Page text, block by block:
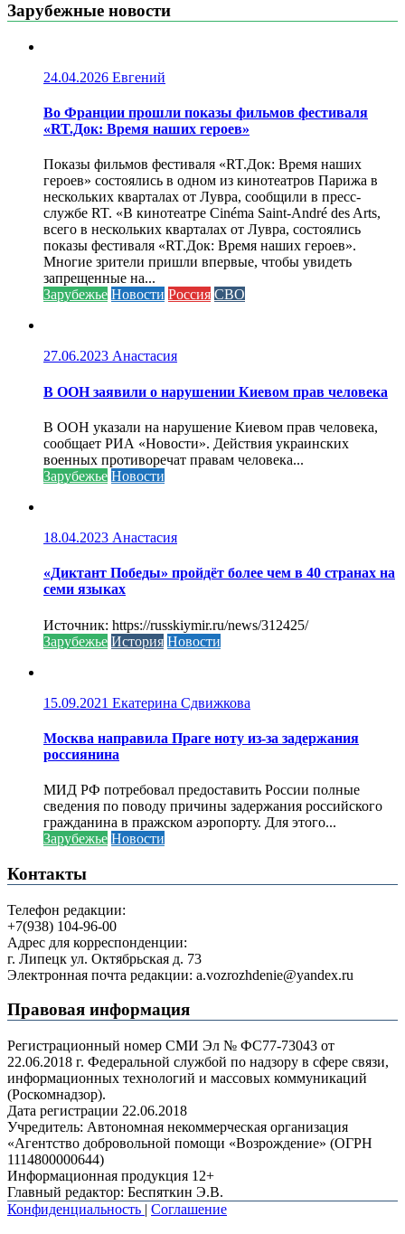
Зарубежные новости
24.04.2026 Евгений
Во Франции прошли показы фильмов фестиваля
«RT.Док: Время наших героев»
Показы фильмов фестиваля «RT.Док: Время наших
героев» состоялись в одном из кинотеатров Парижа в
нескольких кварталах от Лувра, сообщили в пресс-
службе RT. «В кинотеатре Cinéma Saint-André des Arts,
всего в нескольких кварталах от Лувра, состоялись
показы фестиваля «RT.Док: Время наших героев».
Многие зрители пришли впервые, чтобы увидеть
запрещенные на...
Зарубежье Новости Россия СВО
27.06.2023 Анастасия
В ООН заявили о нарушении Киевом прав человека
В ООН указали на нарушение Киевом прав человека,
сообщает РИА «Новости». Действия украинских
военных противоречат правам человека...
Зарубежье Новости
18.04.2023 Анастасия
«Диктант Победы» пройдёт более чем в 40 странах на
семи языках
Источник: https://russkiymir.ru/news/312425/
Зарубежье История Новости
15.09.2021 Екатерина Сдвижкова
Москва направила Праге ноту из-за задержания
россиянина
МИД РФ потребовал предоставить России полные
сведения по поводу причины задержания российского
гражданина в пражском аэропорту. Для этого...
Зарубежье Новости
Контакты
Телефон редакции:
+7(938) 104-96-00
Адрес для корреспонденции:
г. Липецк ул. Октябрьская д. 73
Электронная почта редакции: a.vozrozhdenie@yandex.ru
Правовая информация
Регистрационный номер СМИ Эл № ФС77-73043 от
22.06.2018 г. Федеральной службой по надзору в сфере связи,
информационных технологий и массовых коммуникаций
(Роскомнадзор).
Дата регистрации 22.06.2018
Учредитель: Автономная некоммерческая организация
«Агентство добровольной помощи «Возрождение» (ОГРН
1114800000644)
Информационная продукция 12+
Главный редактор: Беспяткин Э.В.
Конфиденциальность | Соглашение